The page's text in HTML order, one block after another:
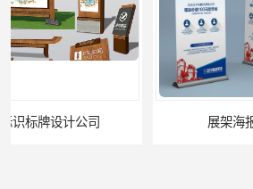
展架海报设计